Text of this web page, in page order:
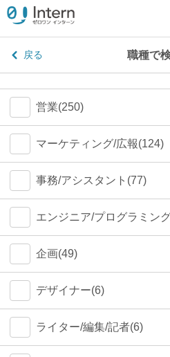
戻る 職種で
営業(250)
マーケティング/広報(124)
事務/アシスタント(77)
エンジニア/プログラミン
企画(49)
デザイナー(6)
ライター/編集/記者(6)